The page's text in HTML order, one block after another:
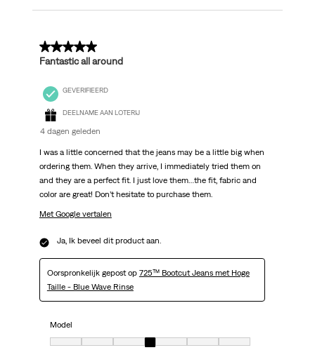
5 van 5 sterren.
Fantastic all around
GEVERIFIEERD
DEELNAME AAN LOTERIJ
4 dagen geleden
I was a little concerned that the jeans may be a little big when
ordering them. When they arrive, I immediately tried them on
and they are a perfect fit. I just love them…the fit, fabric and
color are great! Don’t hesitate to purchase them.
Met Google vertalen
Ja, Ik beveel dit product aan.
Oorspronkelijk gepost op 725™ Bootcut Jeans met Hoge
Taille - Blue Wave Rinse
Model
Model, 4 van 7, waarbij 1 gelijk is aan Klein uit en 7 gelijk is aan Groot uit